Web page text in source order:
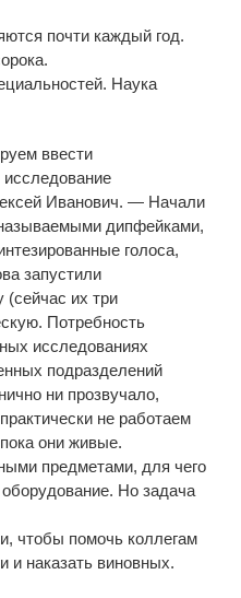
почти каждый год.
Наука
ввести
исследование
Иванович. — Начали
дипфейками,
голоса,
запустили
(сейчас их три
Потребность
исследованиях
подразделений
ни прозвучало,
не работаем
они живые.
предметами, для чего
оборудование. Но задача
чтобы помочь коллегам
и наказать виновных.